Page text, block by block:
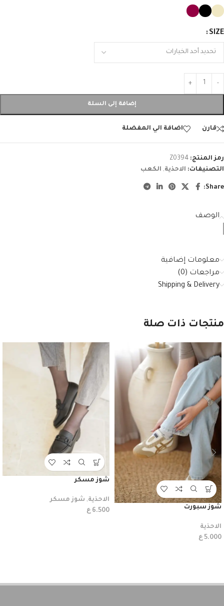
SIZE
إضافة إلى السلة
قارن اضافة الي المفضلة
رمز المنتج: Z0394
التصنيفات: الاحذية, الكعب
Share:
الوصف
معلومات إضافية
مراجعات (0)
Shipping & Delivery
منتجات ذات صلة
شوز سبورت
الاحذية
5.000 ع
شوز مسكر
الاحذية, شوز مسكر
6.500 ع